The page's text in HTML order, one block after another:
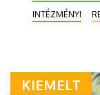
INTÉZMÉNYI
KIEMELT